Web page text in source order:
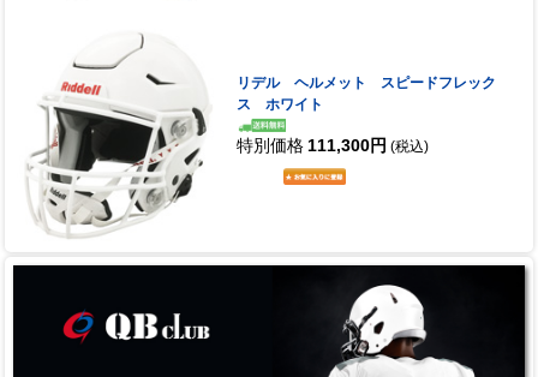
リデル ヘルメット スピードフレック
ス ホワイト
特別価格 111,300円 (税込)